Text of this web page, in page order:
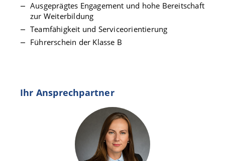
Ausgeprägtes Engagement und hohe Bereitschaft
zur Weiterbildung
Teamfähigkeit und Serviceorientierung
Führerschein der Klasse B
Ihr Ansprechpartner